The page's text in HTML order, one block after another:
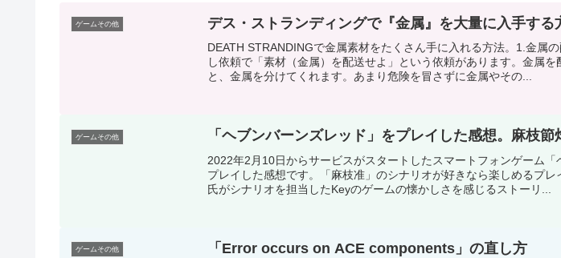
ゲームその他 デス・ストランディングで『金属』を大量に入手する
DEATH STRANDINGで金属素材をたくさん手に入れる方法。1.金属
し依頼で「素材（金属）を配送せよ」という依頼があります。金属を
と、金属を分けてくれます。あまり危険を冒さずに金属やその...
ゲームその他 「ヘブンバーンズレッド」をプレイした感想。麻枝節
2022年2月10日からサービスがスタートしたスマートフォンゲーム「
プレイした感想です。「麻枝准」のシナリオが好きなら楽しめるプ
氏がシナリオを担当したKeyのゲームの懐かしさを感じるストーリ...
ゲームその他 「Error occurs on ACE components」の直し方